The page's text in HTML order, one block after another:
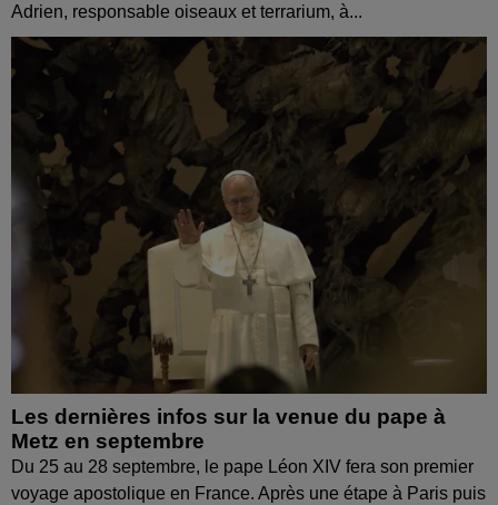
Adrien, responsable oiseaux et terrarium, à...
Les dernières infos sur la venue du pape à
Metz en septembre
Du 25 au 28 septembre, le pape Léon XIV fera son premier
voyage apostolique en France. Après une étape à Paris puis